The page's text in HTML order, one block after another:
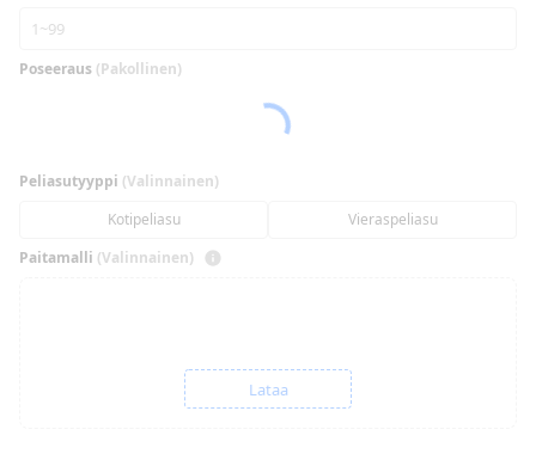
Poseeraus (Pakollinen)
Peliasutyyppi (Valinnainen)
Kotipeliasu
Vieraspeliasu
Paitamalli (Valinnainen)
Lataa